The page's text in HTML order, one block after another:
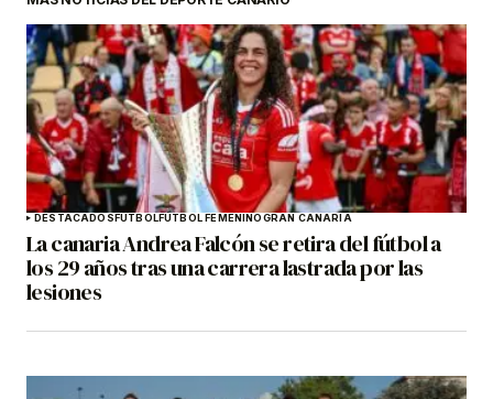
DESTACADOSFÚTBOLFÚTBOL FEMENINOGRAN CANARIA
La canaria Andrea Falcón se retira del fútbol a
los 29 años tras una carrera lastrada por las
lesiones